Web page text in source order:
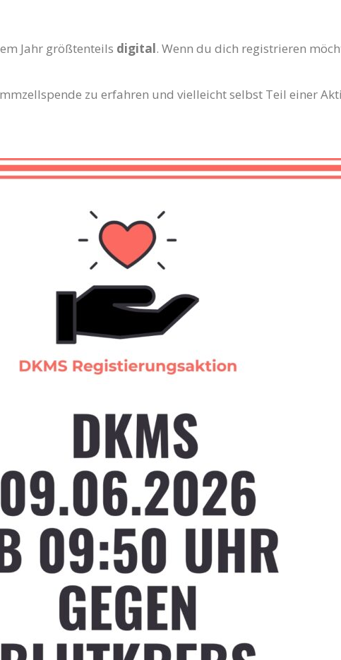
Jahr größtenteils digital. Wenn du dich registrieren
zu erfahren und vielleicht selbst Teil einer